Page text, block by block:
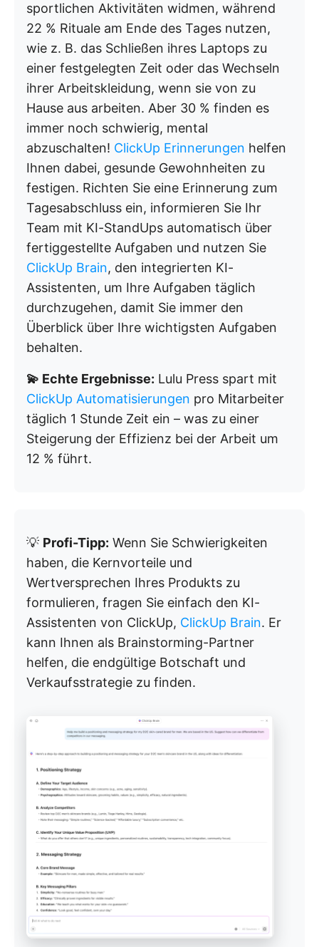
sportlichen Aktivitäten widmen, während
22 % Rituale am Ende des Tages nutzen,
wie z. B. das Schließen ihres Laptops zu
einer festgelegten Zeit oder das Wechseln
ihrer Arbeitskleidung, wenn sie von zu
Hause aus arbeiten. Aber 30 % finden es
immer noch schwierig, mental
abzuschalten! ClickUp Erinnerungen helfen
Ihnen dabei, gesunde Gewohnheiten zu
festigen. Richten Sie eine Erinnerung zum
Tagesabschluss ein, informieren Sie Ihr
Team mit KI-StandUps automatisch über
fertiggestellte Aufgaben und nutzen Sie
ClickUp Brain, den integrierten KI-
Assistenten, um Ihre Aufgaben täglich
durchzugehen, damit Sie immer den
Überblick über Ihre wichtigsten Aufgaben
behalten.
💫 Echte Ergebnisse: Lulu Press spart mit
ClickUp Automatisierungen pro Mitarbeiter
täglich 1 Stunde Zeit ein – was zu einer
Steigerung der Effizienz bei der Arbeit um
12 % führt.
💡 Profi-Tipp: Wenn Sie Schwierigkeiten
haben, die Kernvorteile und
Wertversprechen Ihres Produkts zu
formulieren, fragen Sie einfach den KI-
Assistenten von ClickUp, ClickUp Brain. Er
kann Ihnen als Brainstorming-Partner
helfen, die endgültige Botschaft und
Verkaufsstrategie zu finden.